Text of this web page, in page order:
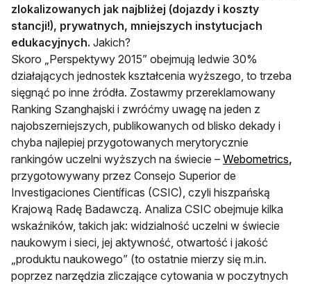
zlokalizowanych jak najbliżej (dojazdy i koszty
stancji!), prywatnych, mniejszych instytucjach
edukacyjnych. Jakich?
Skoro „Perspektywy 2015” obejmują ledwie 30%
działających jednostek kształcenia wyższego, to trzeba
sięgnąć po inne źródła. Zostawmy przereklamowany
Ranking Szanghajski i zwróćmy uwagę na jeden z
najobszerniejszych, publikowanych od blisko dekady i
chyba najlepiej przygotowanych merytorycznie
rankingów uczelni wyższych na świecie – Webometrics,
przygotowywany przez Consejo Superior de
Investigaciones Científicas (CSIC), czyli hiszpańską
Krajową Radę Badawczą. Analiza CSIC obejmuje kilka
wskaźników, takich jak: widzialność uczelni w świecie
naukowym i sieci, jej aktywność, otwartość i jakość
„produktu naukowego” (to ostatnie mierzy się m.in.
poprzez narzędzia zliczające cytowania w poczytnych